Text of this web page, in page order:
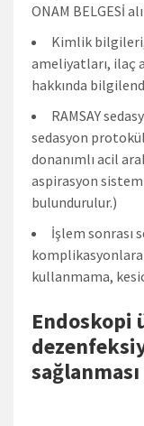
ONAM BELGESİ
Kimlik
ameliyatları, ilaç
hakkında
RAMSAY
sedasyon
donanımlı acil
aspirasyon
bulundurulur.)
İşlem sonrası
kullanmama,
Endoskopi
sağlanması